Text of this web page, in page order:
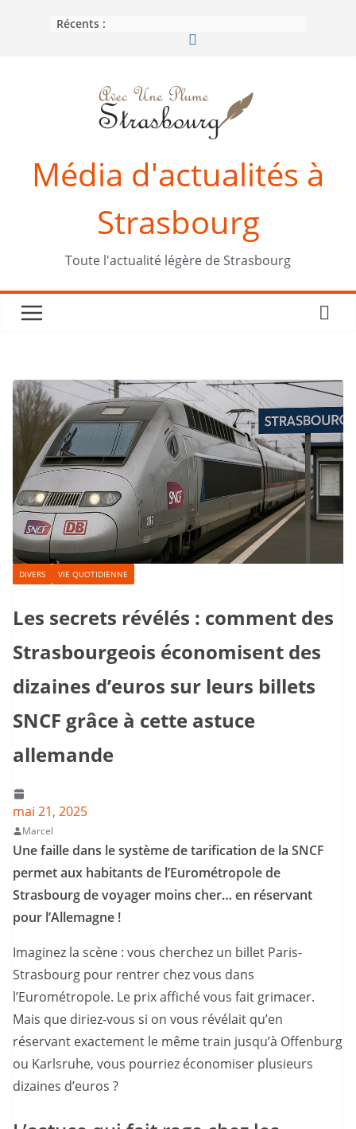
Récents :
Média d'actualités à
Strasbourg
Toute l'actualité légère de Strasbourg
DIVERS VIE QUOTIDIENNE
Les secrets révélés : comment des
Strasbourgeois économisent des
dizaines d’euros sur leurs billets
SNCF grâce à cette astuce
allemande
mai 21, 2025
Marcel
Une faille dans le système de tarification de la SNCF
permet aux habitants de l’Eurométropole de
Strasbourg de voyager moins cher… en réservant
pour l’Allemagne !
Imaginez la scène : vous cherchez un billet Paris-
Strasbourg pour rentrer chez vous dans
l’Eurométropole. Le prix affiché vous fait grimacer.
Mais que diriez-vous si on vous révélait qu’en
réservant exactement le même train jusqu’à Offenburg
ou Karlsruhe, vous pourriez économiser plusieurs
dizaines d’euros ?